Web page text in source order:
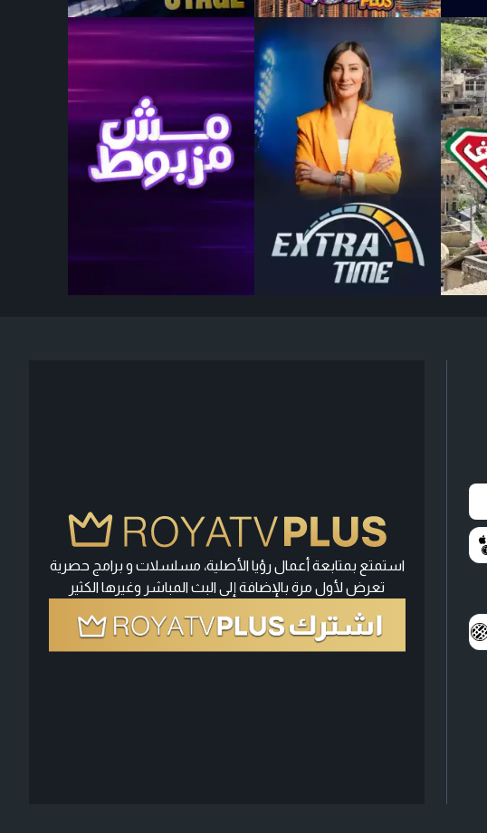
استمتع بمتابعة أعمال رؤيا الأصلية، مسلسلات و برامج حصرية
تعرض لأول مرة بالإضافة إلى البث المباشر وغيرها الكثير